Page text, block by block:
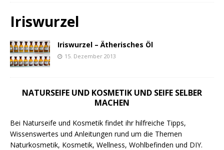
Iriswurzel
Iriswurzel – Ätherisches Öl
15. Dezember 2013
NATURSEIFE UND KOSMETIK UND SEIFE SELBER
MACHEN
Bei Naturseife und Kosmetik findet ihr hilfreiche Tipps,
Wissenswertes und Anleitungen rund um die Themen
Naturkosmetik, Kosmetik, Wellness, Wohlbefinden und DIY.